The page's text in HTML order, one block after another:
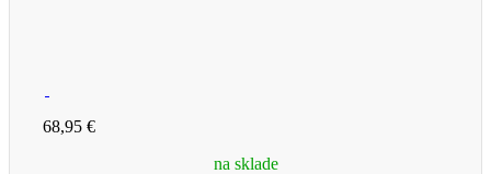
68,95 €
na sklade